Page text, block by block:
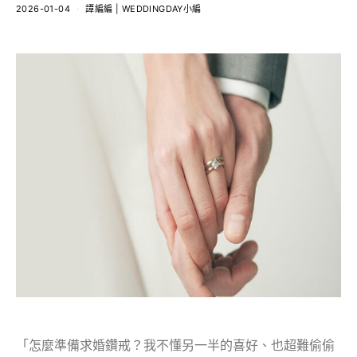
2026-01-04 譚編編 | WEDDINGDAY小編
「怎麼準備求婚鑽戒？我不懂另一半的喜好、也超難偷偷